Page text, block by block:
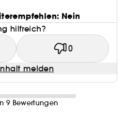
Nein
hilfreich?
0
melden
9 Bewertungen